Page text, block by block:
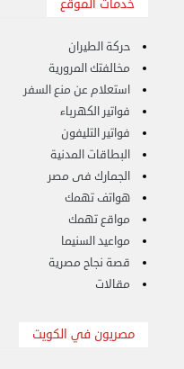
الخميس 14 سبتمبر 2023 03:06 م
خدمات الموقع
حركة الطيران
مخالفتك المرورية
استعلام عن منع السفر
فواتير الكهرباء
فواتير التليفون
البطاقات المدنية
الجمارك فى مصر
هواتف تهمك
مواقع تهمك
مواعيد السنيما
قصة نجاح مصرية
مقالات
مصريون في الكويت